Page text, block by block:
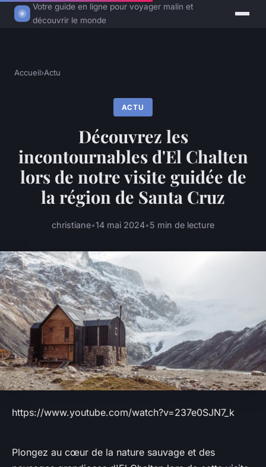
Votre guide en ligne pour voyager malin et
découvrir le monde
Accueil›Actu
ACTU
Découvrez les
incontournables d'El Chalten
lors de notre visite guidée de
la région de Santa Cruz
christiane•14 mai 2024•5 min de lecture
https://www.youtube.com/watch?v=237e0SJN7_k
Plongez au cœur de la nature sauvage et des